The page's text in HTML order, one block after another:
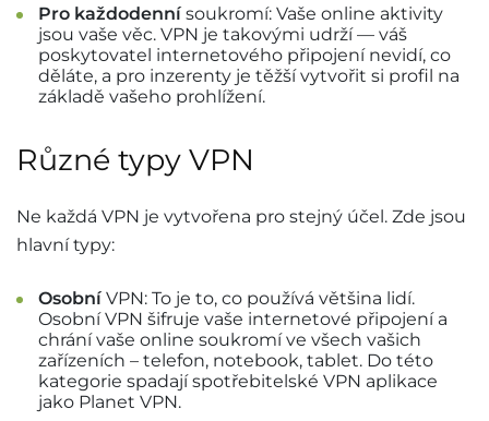
Pro každodenní soukromí: Vaše online aktivity
jsou vaše věc. VPN je takovými udrží — váš
poskytovatel internetového připojení nevidí, co
děláte, a pro inzerenty je těžší vytvořit si profil na
základě vašeho prohlížení.
Různé typy VPN
Ne každá VPN je vytvořena pro stejný účel. Zde jsou
hlavní typy:
Osobní VPN: To je to, co používá většina lidí.
Osobní VPN šifruje vaše internetové připojení a
chrání vaše online soukromí ve všech vašich
zařízeních – telefon, notebook, tablet. Do této
kategorie spadají spotřebitelské VPN aplikace
jako Planet VPN.